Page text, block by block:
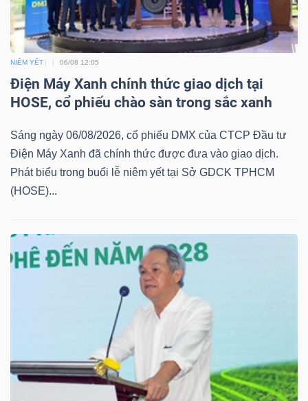
NIÊM YẾT 06/08 12:05
Điện Máy Xanh chính thức giao dịch tại
HOSE, cổ phiếu chào sàn trong sắc xanh
Sáng ngày 06/08/2026, cổ phiếu DMX của CTCP Đầu tư
Điện Máy Xanh đã chính thức được đưa vào giao dịch.
Phát biểu trong buổi lễ niêm yết tại Sở GDCK TPHCM
(HOSE)...
MÔ
DOANH
NGHIỆP